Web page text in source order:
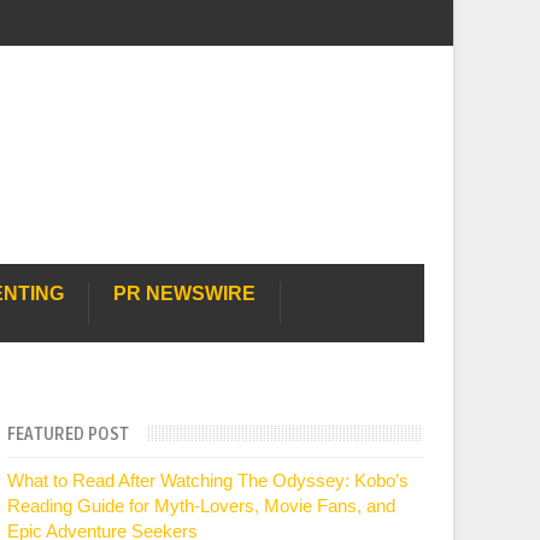
PR NEWSWIRE
FEATURED POST
What to Read After Watching The Odyssey: Kobo’s
Reading Guide for Myth-Lovers, Movie Fans, and
Epic Adventure Seekers